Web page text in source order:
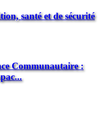
santé et de sécurité
Communautaire :